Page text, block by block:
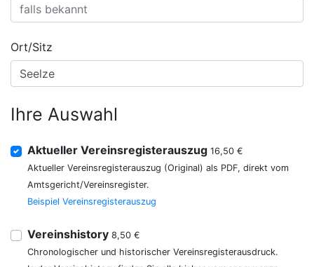
Ort/Sitz
Ihre Auswahl
Aktueller Vereinsregisterauszug 16,50 €
Aktueller Vereinsregisterauszug (Original) als PDF, direkt vom
Amtsgericht/Vereinsregister.
Beispiel Vereinsregisterauszug
Vereinshistory 8,50 €
Chronologischer und historischer Vereinsregisterausdruck.